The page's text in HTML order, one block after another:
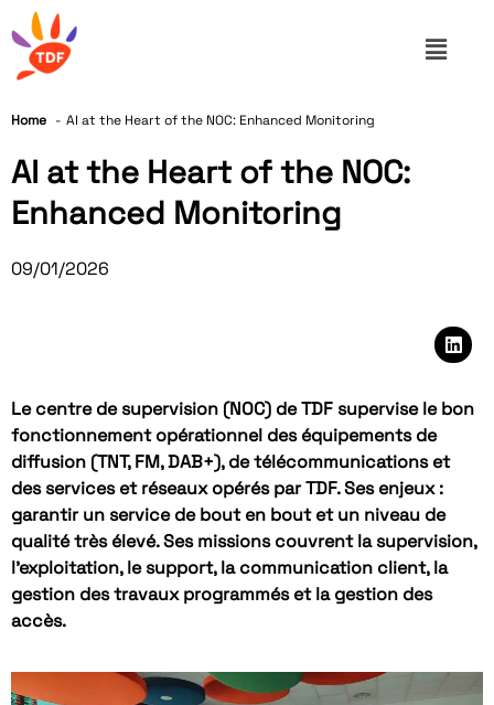
Home AI at the Heart of the NOC: Enhanced Monitoring
AI at the Heart of the NOC:
Enhanced Monitoring
09/01/2026
Le centre de supervision (NOC) de TDF supervise le bon
fonctionnement opérationnel des équipements de
diffusion (TNT, FM, DAB+), de télécommunications et
des services et réseaux opérés par TDF. Ses enjeux :
garantir un service de bout en bout et un niveau de
qualité très élevé. Ses missions couvrent la supervision,
l’exploitation, le support, la communication client, la
gestion des travaux programmés et la gestion des
accès.